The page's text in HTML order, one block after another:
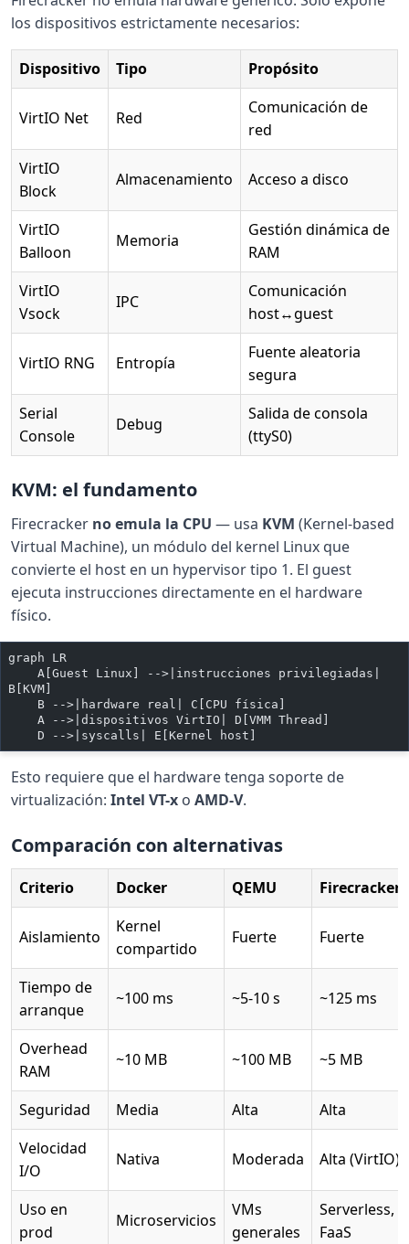
los dispositivos estrictamente necesarios:
Dispositivo Tipo Propósito
VirtIO Net Red
Comunicación de
red
VirtIO
Block
Almacenamiento Acceso a disco
VirtIO
Balloon
Memoria
Gestión dinámica de
RAM
VirtIO
Vsock
IPC
Comunicación
host↔guest
VirtIO RNG Entropía
Fuente aleatoria
segura
Serial
Console
Debug
Salida de consola
(ttyS0)
KVM: el fundamento
Firecracker no emula la CPU — usa KVM (Kernel-based
Virtual Machine), un módulo del kernel Linux que
convierte el host en un hypervisor tipo 1. El guest
ejecuta instrucciones directamente en el hardware
físico.
graph LR
B[KVM]
    B -->|hardware real| C[CPU física]
    A -->|dispositivos VirtIO| D[VMM Thread]
    D -->|syscalls| E[Kernel host]
Esto requiere que el hardware tenga soporte de
virtualización: Intel VT-x o AMD-V.
Comparación con alternativas
Criterio Docker QEMU Firecracker
Aislamiento
Kernel
compartido
Fuerte Fuerte
Tiempo de
arranque
~100 ms ~5-10 s ~125 ms
Overhead
RAM
~10 MB ~100 MB ~5 MB
Seguridad Media Alta
Alta
Velocidad
I/O
Nativa Moderada Alta (VirtIO)
Uso en
prod
Microservicios
VMs
generales
Serverless,
FaaS